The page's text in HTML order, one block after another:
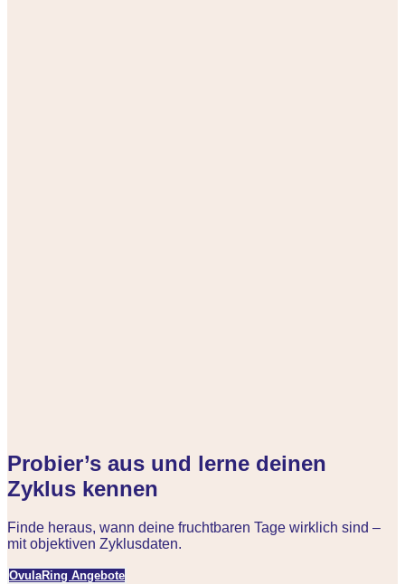
Probier’s aus und lerne deinen
Zyklus kennen
Finde heraus, wann deine fruchtbaren Tage wirklich sind –
mit objektiven Zyklusdaten.
OvulaRing Angebote